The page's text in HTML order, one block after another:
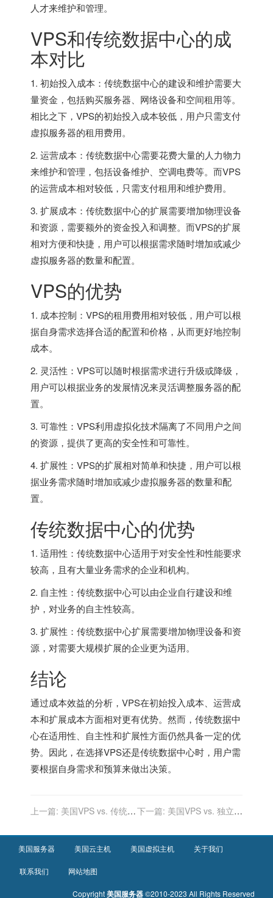
人才来维护和管理。
VPS和传统数据中心的成
本对比
1. 初始投入成本：传统数据中心的建设和维护需要大
量资金，包括购买服务器、网络设备和空间租用等。
相比之下，VPS的初始投入成本较低，用户只需支付
虚拟服务器的租用费用。
2. 运营成本：传统数据中心需要花费大量的人力物力
来维护和管理，包括设备维护、空调电费等。而VPS
的运营成本相对较低，只需支付租用和维护费用。
3. 扩展成本：传统数据中心的扩展需要增加物理设备
和资源，需要额外的资金投入和调整。而VPS的扩展
相对方便和快捷，用户可以根据需求随时增加或减少
虚拟服务器的数量和配置。
VPS的优势
1. 成本控制：VPS的租用费用相对较低，用户可以根
据自身需求选择合适的配置和价格，从而更好地控制
成本。
2. 灵活性：VPS可以随时根据需求进行升级或降级，
用户可以根据业务的发展情况来灵活调整服务器的配
置。
3. 可靠性：VPS利用虚拟化技术隔离了不同用户之间
的资源，提供了更高的安全性和可靠性。
4. 扩展性：VPS的扩展相对简单和快捷，用户可以根
据业务需求随时增加或减少虚拟服务器的数量和配
置。
传统数据中心的优势
1. 适用性：传统数据中心适用于对安全性和性能要求
较高，且有大量业务需求的企业和机构。
2. 自主性：传统数据中心可以由企业自行建设和维
护，对业务的自主性较高。
3. 扩展性：传统数据中心扩展需要增加物理设备和资
源，对需要大规模扩展的企业更为适用。
结论
通过成本效益的分析，VPS在初始投入成本、运营成
本和扩展成本方面相对更有优势。然而，传统数据中
心在适用性、自主性和扩展性方面仍然具备一定的优
势。因此，在选择VPS还是传统数据中心时，用户需
要根据自身需求和预算来做出决策。
上一篇: 美国VPS vs. 传统托下一篇: 美国VPS vs. 独立云
美国服务器 美国云主机 美国虚拟主机 关于我们
联系我们 网站地图
Copyright美国服务器©2010-2023 All Rights Reserved